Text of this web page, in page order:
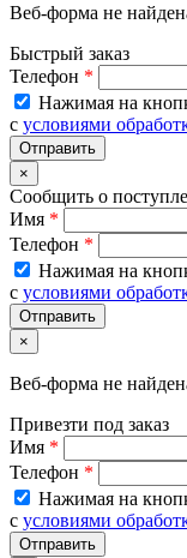
Веб-форма не
Быстрый заказ
Телефон *
Нажимая на
с условиями
×
Сообщить о
Имя *
Телефон *
Нажимая на
с условиями
×
Веб-форма не
Привезти под заказ
Имя *
Телефон *
Нажимая на
с условиями